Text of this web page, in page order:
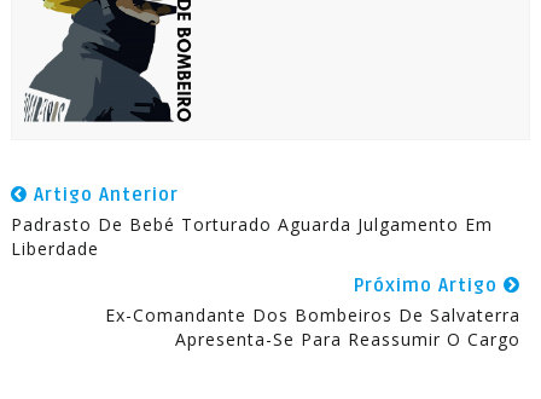
Artigo Anterior
Padrasto De Bebé Torturado Aguarda Julgamento Em
Liberdade
Próximo Artigo
Ex-Comandante Dos Bombeiros De Salvaterra
Apresenta-Se Para Reassumir O Cargo